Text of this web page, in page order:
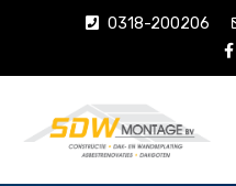
0318-200206